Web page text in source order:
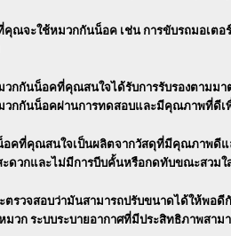
ณจะใช้หมวกกันน็อค เช่น การขับรถมอเตอ
กกันน็อคที่คุณสนใจได้รับการรับรองตามมาต
วกกันน็อคผ่านการทดสอบและมีคุณภาพที่ดี
อคที่คุณสนใจเป็นผลิตจากวัสดุที่มีคุณภาพดีแ
ดวกและไม่มีการบีบคั้นหรือกดทับขณะสวมใ
รวจสอบว่ามันสามารถปรับขนาดได้ให้พอดี
วก ระบบระบายอากาศที่มีประสิทธิภาพสา